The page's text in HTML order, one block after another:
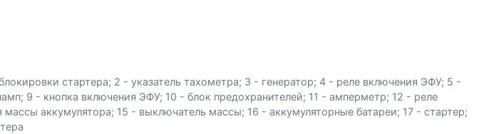
стартера; 2 - указатель тахометра; 3 - генератор; 4 - реле включения ЭФУ; 5 -
9 - кнопка включения ЭФУ; 10 - блок предохранителей; 11 - амперметр; 12 - реле
аккумулятора; 15 - выключатель массы; 16 - аккумуляторные батареи; 17 - стартер;